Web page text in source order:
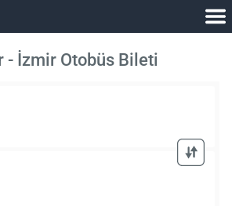
- İzmir Otobüs Bileti